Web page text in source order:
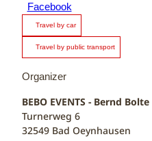
Facebook
Travel by car
Travel by public transport
Organizer
BEBO EVENTS - Bernd Bolte
Turnerweg 6
32549 Bad Oeynhausen